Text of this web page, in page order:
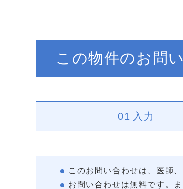
この物件のお問
01 入力
このお問い合わせは、医師
お問い合わせは無料です。